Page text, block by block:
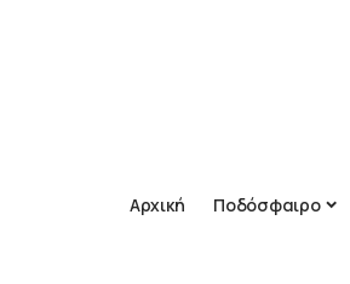
Αρχική Ποδόσφαιρο